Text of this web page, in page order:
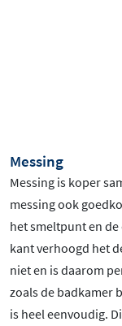
Messing
Messing is koper
messing ook
het smeltpunt en
kant verhoogd het
niet en is daarom
zoals de badkamer
is heel eenvoudig.